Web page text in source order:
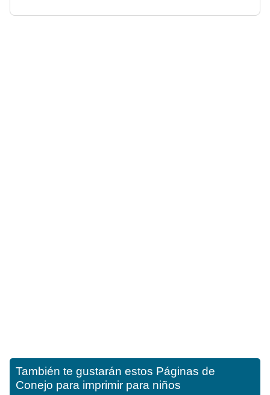
También te gustarán estos Páginas de
Conejo para imprimir para niños